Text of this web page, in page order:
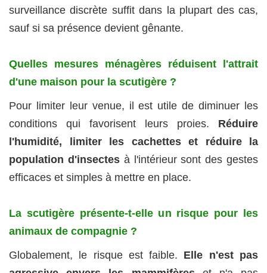
surveillance discrète suffit dans la plupart des cas,
sauf si sa présence devient gênante.
Quelles mesures ménagères réduisent l'attrait
d'une maison pour la scutigère ?
Pour limiter leur venue, il est utile de diminuer les
conditions qui favorisent leurs proies. Réduire
l'humidité, limiter les cachettes et réduire la
population d'insectesà l'intérieur sont des gestes
efficaces et simples à mettre en place.
La scutigère présente-t-elle un risque pour les
animaux de compagnie ?
Globalement, le risque est faible. Elle n'est pas